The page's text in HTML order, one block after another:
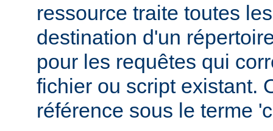
ressource traite toutes
destination d'un
pour les requêtes qui
fichier ou script existant.
référence sous le terme